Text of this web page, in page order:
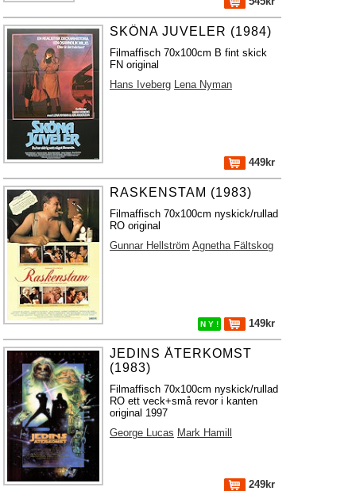
SKÖNA JUVELER (1984)
Filmaffisch 70x100cm B fint skick
FN original
Hans Iveberg Lena Nyman
449kr
RASKENSTAM (1983)
Filmaffisch 70x100cm nyskick/rullad
RO original
Gunnar Hellström Agnetha Fältskog
N Y ! 149kr
JEDINS ÅTERKOMST
(1983)
Filmaffisch 70x100cm nyskick/rullad
RO ett veck+små revor i kanten
original 1997
George Lucas Mark Hamill
249kr